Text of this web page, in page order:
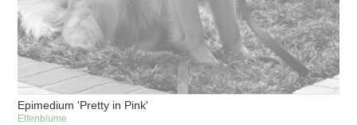
Epimedium 'Pretty in Pink'
Elfenblume